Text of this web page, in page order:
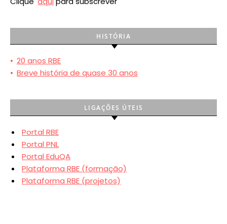
HISTÓRIA
• 20 anos RBE
• Breve história de quase 30 anos
LIGAÇÕES ÚTEIS
Portal RBE
Portal PNL
Portal EduQA
Plataforma RBE (formação)
Plataforma RBE (projetos)